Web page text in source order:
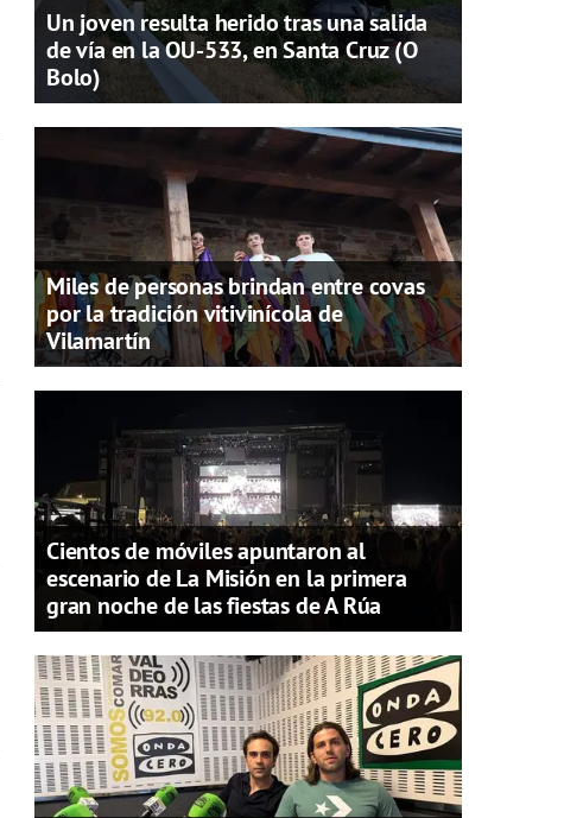
Un joven resulta herido tras una salida
de vía en la OU-533, en Santa Cruz (O
Bolo)
Miles de personas brindan entre covas
por la tradición vitivinícola de
Vilamartín
Cientos de móviles apuntaron al
escenario de La Misión en la primera
gran noche de las fiestas de A Rúa